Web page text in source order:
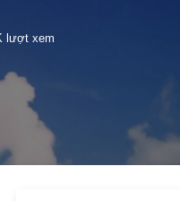
lượt xem